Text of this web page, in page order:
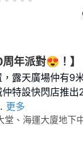
年派對😍！】
露天廣場仲有9
特設快閃店推出
更多
堂、海運大廈地下